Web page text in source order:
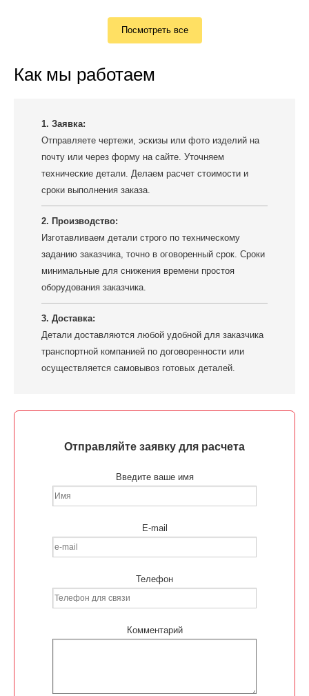
Посмотреть все
Как мы работаем
1. Заявка:
Отправляете чертежи, эскизы или фото изделий на
почту или через форму на сайте. Уточняем
технические детали. Делаем расчет стоимости и
сроки выполнения заказа.
2. Производство:
Изготавливаем детали строго по техническому
заданию заказчика, точно в оговоренный срок. Сроки
минимальные для снижения времени простоя
оборудования заказчика.
3. Доставка:
Детали доставляются любой удобной для заказчика
транспортной компанией по договоренности или
осуществляется самовывоз готовых деталей.
Отправляйте заявку для расчета
Введите ваше имя
E-mail
Телефон
Комментарий